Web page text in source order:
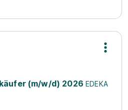
(m/w/d) 2026 EDEKA